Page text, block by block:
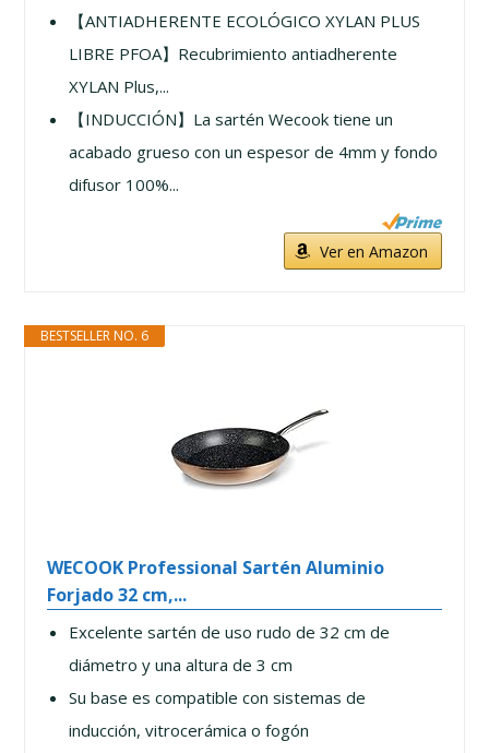
【ANTIADHERENTE ECOLÓGICO XYLAN PLUS
LIBRE PFOA】Recubrimiento antiadherente
XYLAN Plus,...
【INDUCCIÓN】La sartén Wecook tiene un
acabado grueso con un espesor de 4mm y fondo
difusor 100%...
Ver en Amazon
BESTSELLER NO. 6
WECOOK Professional Sartén Aluminio
Forjado 32 cm,...
Excelente sartén de uso rudo de 32 cm de
diámetro y una altura de 3 cm
Su base es compatible con sistemas de
inducción, vitrocerámica o fogón